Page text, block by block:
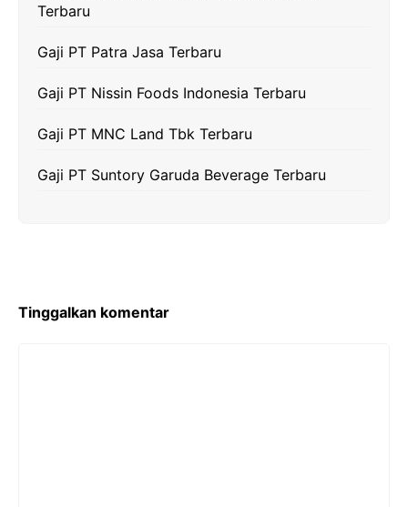
Terbaru
Gaji PT Patra Jasa Terbaru
Gaji PT Nissin Foods Indonesia Terbaru
Gaji PT MNC Land Tbk Terbaru
Gaji PT Suntory Garuda Beverage Terbaru
Tinggalkan komentar